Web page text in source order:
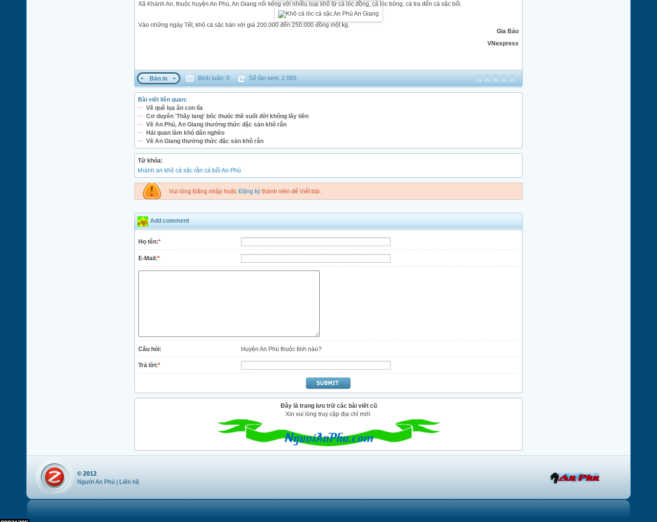
Xã Khánh An, thuộc huyện An Phú, An Giang nổi tiếng với nhiều loại khô từ cá lóc đồng, cá lóc bông, cá tra đến cá sặc bổi.
Vào những ngày Tết, khô cá sặc bán với giá 200.000 đến 250.000 đồng một kg.
Gia Bảo
VNexpress
Bản in Bình luận: 0 Số lần xem: 2 065
Bài viết liên quan:
Về quê lụa ăn con lía
Cơ duyên 'Thầy lang' bốc thuốc thề suốt đời không lấy tiền
Về An Phú, An Giang thưởng thức đặc sản khô rắn
Hải quan làm khó dân nghèo
Về An Giang thưởng thức đặc sản khô rắn
Từ khóa:
khánh an khô cá sặc rằn cá bổi An Phú
Vui lòng Đăng nhập hoặc Đăng kýthành viên để Viết bài.
Add comment
Họ tên:*
E-Mail:*
Câu hỏi: Huyện An Phú thuộc tỉnh nào?
Trả lời:*
Đây là trang lưu trữ các bài viết cũ
Xin vui lòng truy cập địa chỉ mới:
© 2012
Người An Phú | Liên hệ